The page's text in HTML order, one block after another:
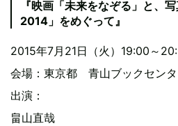
『映画「未来をなぞる」と、
2014」をめぐって』
2015年7月21日（火）19:00～
会場：東京都 青山ブックセン
出演：
畠山直哉